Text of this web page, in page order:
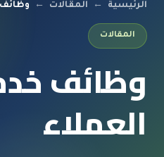
الرئيسية ← المقالات ← وظائف
المقالات
وظائف
العملاء